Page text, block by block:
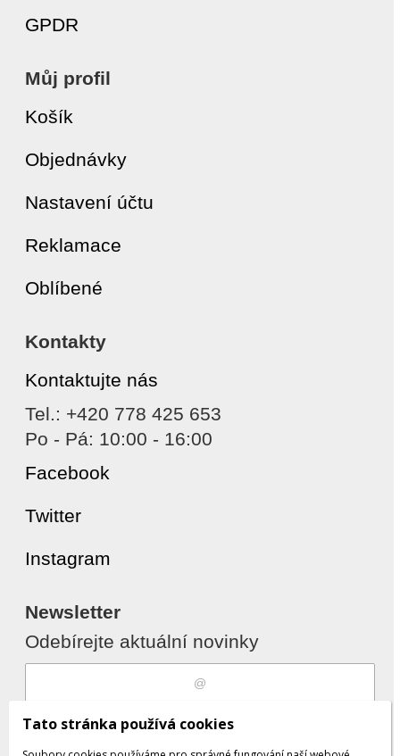
GPDR
Můj profil
Košík
Objednávky
Nastavení účtu
Reklamace
Oblíbené
Kontakty
Kontaktujte nás
Tel.: +420 778 425 653
Po - Pá: 10:00 - 16:00
Facebook
Twitter
Instagram
Newsletter
Odebírejte aktuální novinky
Souhlasím szpracováním osobních
údajů
Tato stránka používá cookies